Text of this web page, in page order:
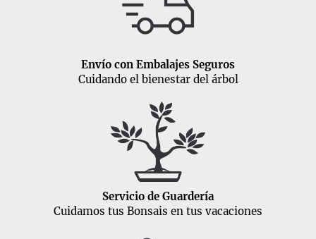
Envío con Embalajes Seguros
Cuidando el bienestar del árbol
Servicio de Guardería
Cuidamos tus Bonsais en tus vacaciones